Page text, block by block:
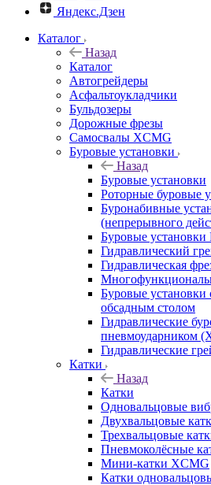
Яндекс.Дзен
Каталог
Назад
Каталог
Автогрейдеры
Асфальтоукладчики
Бульдозеры
Дорожные фрезы
Самосвалы XCMG
Буровые установки
Назад
Буровые установки
Роторные буровые
Буронабивные
(непрерывного
Буровые
Гидравлический
Гидравлическая
Буровые установки
обсадным столом
Гидравлические
пневмоударником
Гидравлические
Катки
Назад
Катки
Одновальцовые
Двухвальцовые
Трехвальцовые
Пневмоколёсные
Мини-катки XCMG
Катки